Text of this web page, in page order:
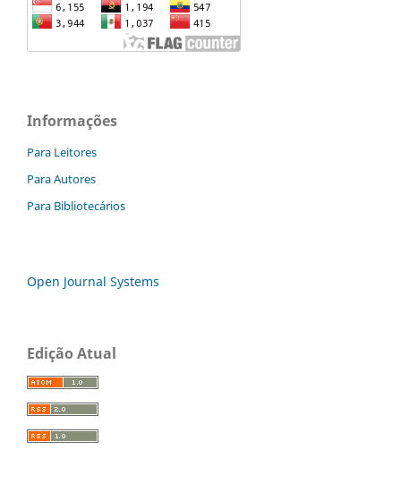
Informações
Para Leitores
Para Autores
Para Bibliotecários
Open Journal Systems
Edição Atual